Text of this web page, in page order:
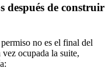
después de construir
no es el final del
ocupada la suite,